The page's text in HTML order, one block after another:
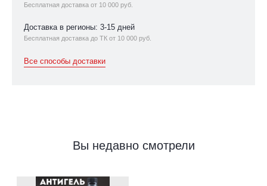
Бесплатная доставка от 10 000 руб.
Доставка в регионы: 3-15 дней
Бесплатная доставка до ТК от 10 000 руб.
Все способы доставки
Вы недавно смотрели